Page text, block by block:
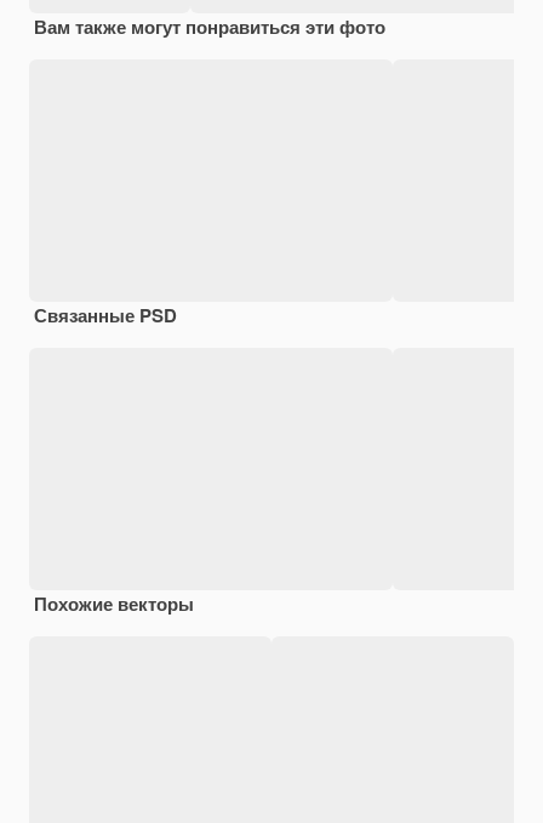
Вам также могут понравиться эти фото
Связанные PSD
Похожие векторы